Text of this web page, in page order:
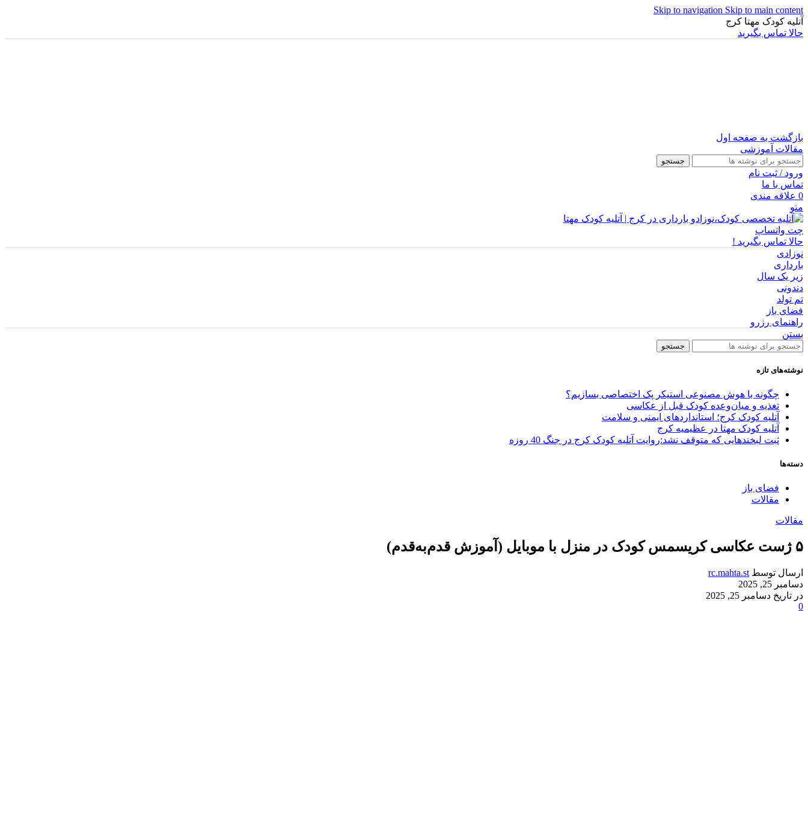
Skip to navigation Skip to main content
آتلیه کودک مهتا کرج
حالا تماس بگیرید
بازگشت به صفحه اول
مقالات آموزشی
جستجو
ورود / ثبت نام
تماس با ما
0 علاقه مندی
منو
چت واتساپ
حالا تماس بگیرید !
نوزادی
بارداری
زیر یک سال
دندونی
تم تولد
فضای باز
راهنمای رزرو
بستن
جستجو
نوشته‌های تازه
چگونه با هوش مصنوعی استیکر پک اختصاصی بسازیم؟
تغذیه و میان‌وعده کودک قبل از عکاسی
آتلیه کودک کرج؛ استانداردهای ایمنی و سلامت
آتلیه کودک مهتا در عظیمیه کرج
ثبت لبخندهایی که متوقف نشد:روایت آتلیه کودک کرج در جنگ 40 روزه
دسته‌ها
فضای باز
مقالات
مقالات
۵ ژست عکاسی کریسمس کودک در منزل با موبایل (آموزش قدم‌به‌قدم)
ارسال توسط rc.mahta.st
دسامبر 25, 2025
در تاریخ دسامبر 25, 2025
0